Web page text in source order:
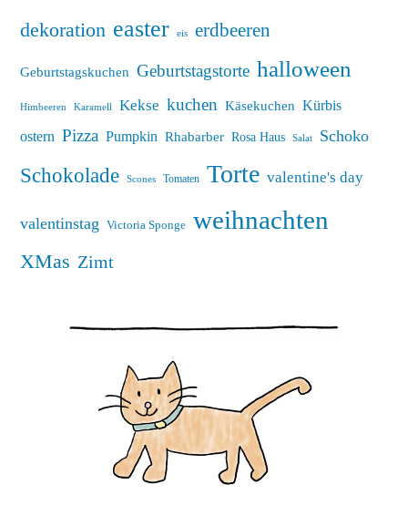
dekoration easter eis erdbeeren
Geburtstagskuchen Geburtstagstorte halloween
Himbeeren Karamell Kekse kuchen Käsekuchen Kürbis
ostern Pizza Pumpkin Rhabarber Rosa Haus Salat Schoko
Schokolade Scones Tomaten Torte valentine's day
valentinstag Victoria Sponge weihnachten
XMas Zimt